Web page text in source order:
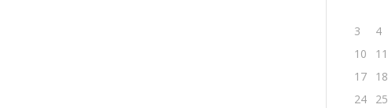
3
4
10
11
17
18
24
25